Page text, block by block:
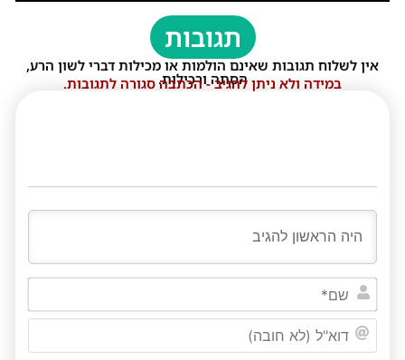
תגובות
אין לשלוח תגובות שאינם הולמות או מכילות דברי לשון הרע,
הסתה ורכילות.
במידה ולא ניתן להגיב - הכתבה סגורה לתגובות.
שם*